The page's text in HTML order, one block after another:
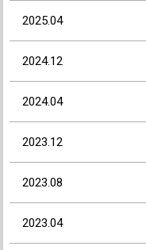
2025.04
2024.12
2024.04
2023.12
2023.08
2023.04